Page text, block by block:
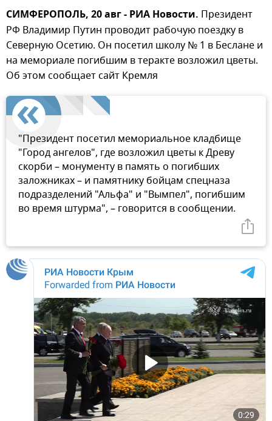
СИМФЕРОПОЛЬ, 20 авг - РИА Новости. Президент
РФ Владимир Путин проводит рабочую поездку в
Северную Осетию. Он посетил школу № 1 в Беслане и
на мемориале погибшим в теракте возложил цветы.
Об этом сообщает сайт Кремля
"Президент посетил мемориальное кладбище
"Город ангелов", где возложил цветы к Древу
скорби – монументу в память о погибших
заложниках – и памятнику бойцам спецназа
подразделений "Альфа" и "Вымпел", погибшим
во время штурма", – говорится в сообщении.